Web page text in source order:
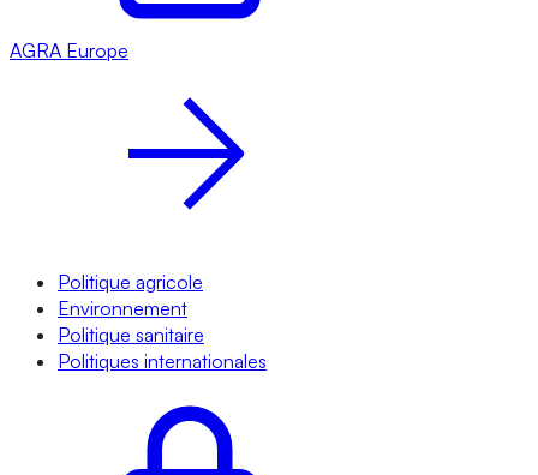
AGRA Europe
Politique agricole
Environnement
Politique sanitaire
Politiques internationales